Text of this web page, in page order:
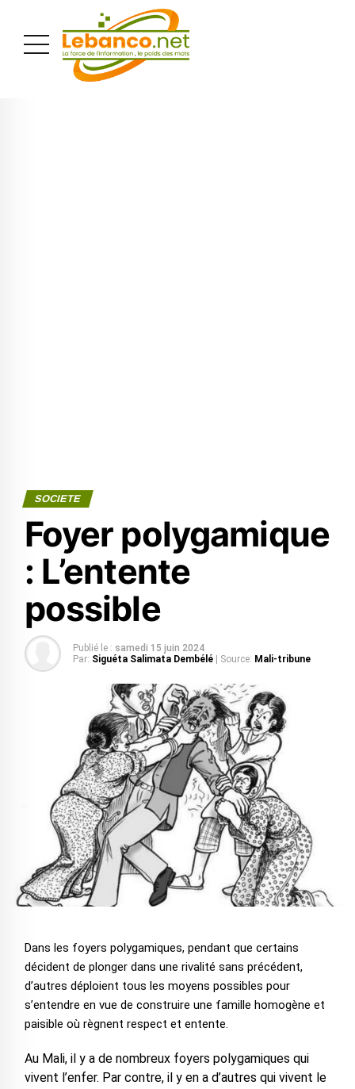
SOCIETE
Foyer polygamique
: L’entente
possible
Publié le : samedi 15 juin 2024
Par: Siguéta Salimata Dembélé | Source: Mali-tribune
Dans les foyers polygamiques, pendant que certains
décident de plonger dans une rivalité sans précédent,
d’autres déploient tous les moyens possibles pour
s’entendre en vue de construire une famille homogène et
paisible où règnent respect et entente.
Au Mali, il y a de nombreux foyers polygamiques qui
vivent l’enfer. Par contre, il y en a d’autres qui vivent le